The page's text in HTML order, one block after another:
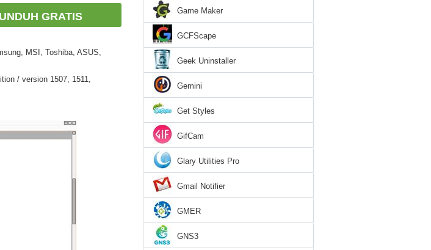
UNDUH GRATIS
MSI, Toshiba, ASUS,
/ version 1507, 1511,
Game Maker
GCFScape
Geek Uninstaller
Gemini
Get Styles
GifCam
Glary Utilities Pro
Gmail Notifier
GMER
GNS3